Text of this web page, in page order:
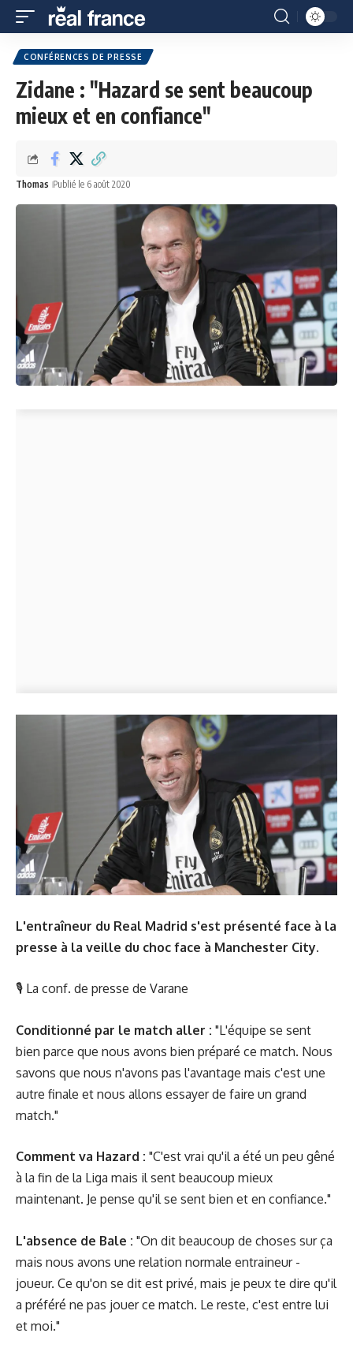
CONFÉRENCES DE PRESSE
Zidane : "Hazard se sent beaucoup
mieux et en confiance"
Thomas Publié le 6 août 2020
L'entraîneur du Real Madrid s'est présenté face à la
presse à la veille du choc face à Manchester City.
🎙 La conf. de presse de Varane
Conditionné par le match aller : "L'équipe se sent
bien parce que nous avons bien préparé ce match. Nous
savons que nous n'avons pas l'avantage mais c'est une
autre finale et nous allons essayer de faire un grand
match."
Comment va Hazard : "C'est vrai qu'il a été un peu gêné
à la fin de la Liga mais il sent beaucoup mieux
maintenant. Je pense qu'il se sent bien et en confiance."
L'absence de Bale : "On dit beaucoup de choses sur ça
mais nous avons une relation normale entraineur -
joueur. Ce qu'on se dit est privé, mais je peux te dire qu'il
a préféré ne pas jouer ce match. Le reste, c'est entre lui
et moi."